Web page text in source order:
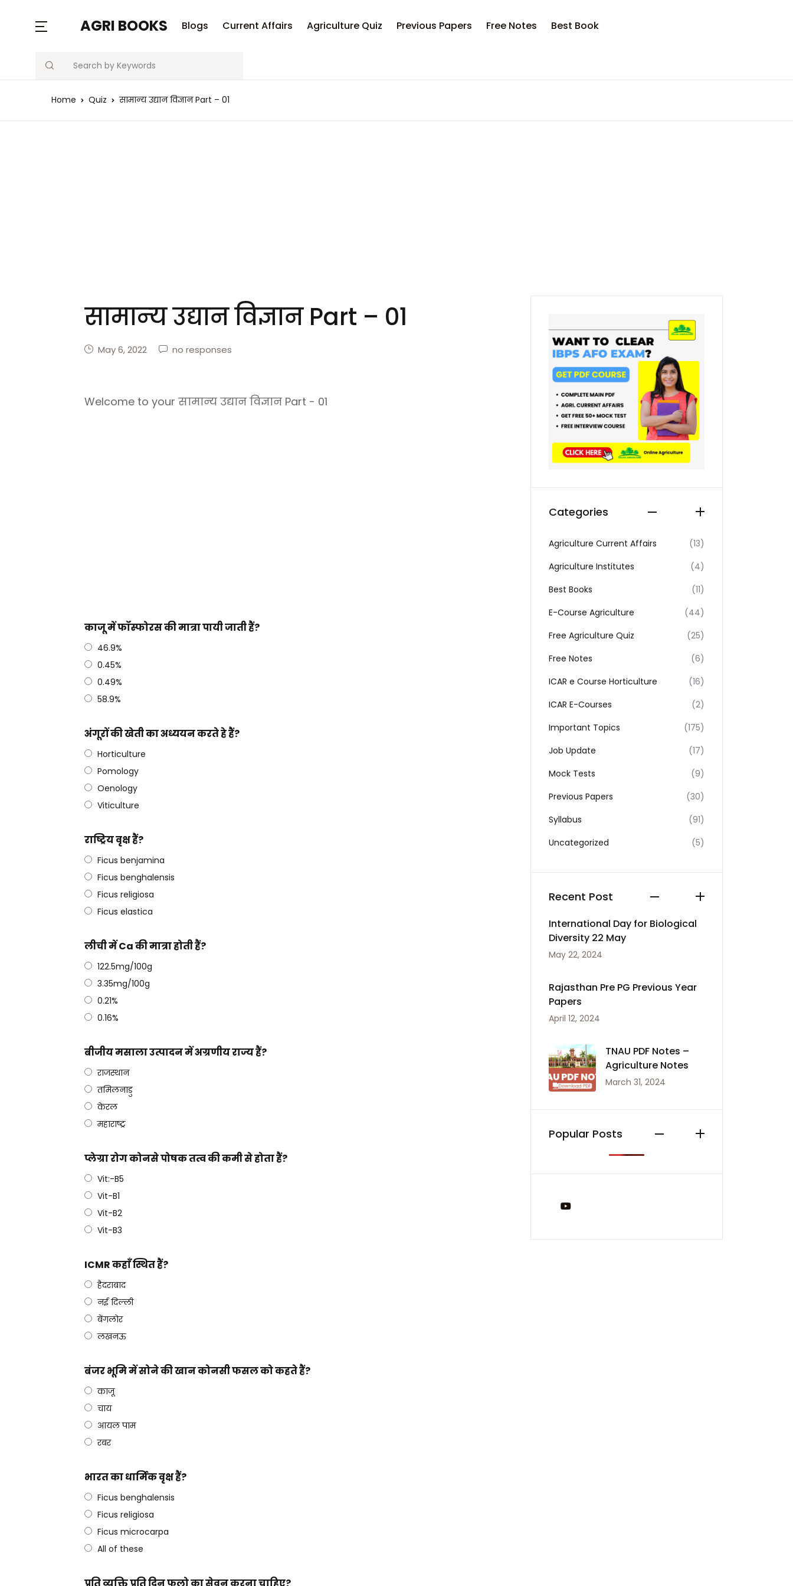
AGRI BOOKS Blogs Current Affairs Agriculture Quiz Previous Papers Free Notes Best Book
Search
Home Quiz सामान्‍य उद्यान विज्ञान Part – 01
सामान्‍य उद्यान विज्ञान Part – 01
May 6, 2022 no responses
Welcome to your सामान्‍य उद्यान विज्ञान Part - 01
काजू में फॉस्फोरस की मात्रा पायी जाती हैं?
46.9%
0.45%
0.49%
58.9%
अंगूरों की खेती का अध्ययन करते हे हैं?
Horticulture
Pomology
Oenology
Viticulture
राष्ट्रिय वृक्ष हैं?
Ficus benjamina
Ficus benghalensis
Ficus religiosa
Ficus elastica
लीची में Ca की मात्रा होती हैं?
122.5mg/100g
3.35mg/100g
0.21%
0.16%
बीजीय मसाला उत्पादन में अग्रणीय राज्य हैं?
राजस्थान
तमिलनाडु
केरल
महाराष्ट्र
प्लेग्रा रोग कोनसे पोषक तत्व की कमी से होता हैं?
Vit:-B5
Vit-B1
Vit-B2
Vit-B3
ICMR कहाँ स्थित हैं?
हैदराबाद
नई दिल्ली
बेंगलोर
लखनऊ
बंजर भूमि में सोने की खान कोनसी फसल को कहते हैं?
काजू
चाय
आयल पाम
रबर
भारत का धार्मिक वृक्ष हैं?
Ficus benghalensis
Ficus religiosa
Ficus microcarpa
All of these
Categories
Agriculture Current Affairs
(13)
Agriculture Institutes
(4)
Best Books
(11)
E-Course Agriculture
(44)
Free Agriculture Quiz
(25)
Free Notes
(6)
ICAR e Course Horticulture
(16)
ICAR E-Courses
(2)
Important Topics
(175)
Job Update
(17)
Mock Tests
(9)
Previous Papers
(30)
Syllabus
(91)
Uncategorized
(5)
Recent Post
International Day for Biological
Diversity 22 May
May 22, 2024
Rajasthan Pre PG Previous Year
Papers
April 12, 2024
TNAU PDF Notes –
Agriculture Notes
March 31, 2024
Popular Posts